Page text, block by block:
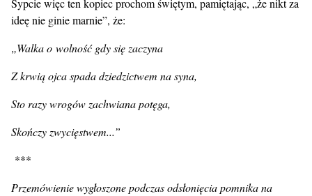
Sypcie więc ten kopiec prochom świętym, pamiętając, „że nikt za
ideę nie ginie marnie”, że:
„Walka o wolność gdy się zaczyna
Z krwią ojca spada dziedzictwem na syna,
Sto razy wrogów zachwiana potęga,
Skończy zwycięstwem...”
***
Przemówienie wygłoszone podczas odsłonięcia pomnika na